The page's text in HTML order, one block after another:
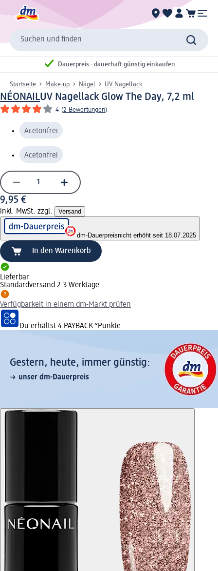
Suchen und finden
Dauerpreis - dauerhaft günstig einkaufen
Startseite Make-up Nägel UV Nagellack
NÉONAILUV Nagellack Glow The Day, 7,2 ml
4 (2 Bewertungen)
Acetonfrei
Acetonfrei
9,95 €
inkl. MwSt. zzgl. Versand
dm-Dauerpreisnicht erhöht seit 18.07.2025
In den Warenkorb
Lieferbar
Standardversand 2-3 Werktage
Verfügbarkeit in einem dm-Markt prüfen
Du erhältst 4 PAYBACK °Punkte
Gestern, heute, immer günstig:
unser dm-Dauerpreis